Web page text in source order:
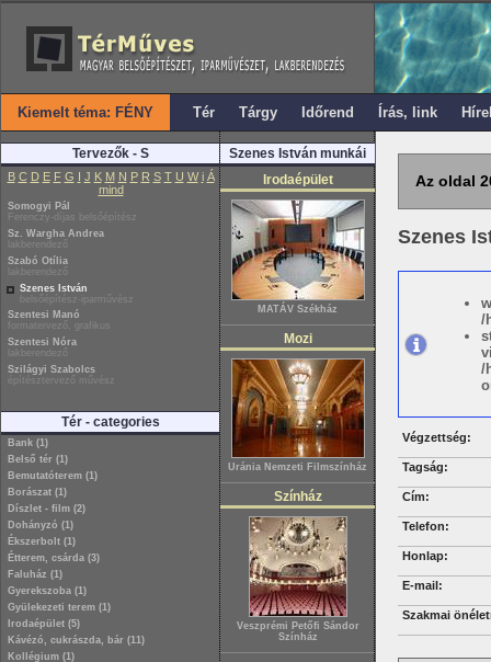
Kiemelt téma: FÉNY Tér Tárgy Időrend Írás, link
Tervezők - S
B C D E F G I J K M N P R S T U W i Á
mind
Somogyi Pál
Ferenczy-díjas belsőépítész
Sz. Wargha Andrea
lakberendező
Szabó Otília
lakberendező
Szenes István
belsőépítész-iparművész
Szentesi Manó
formatervező, grafikus
Szentesi Nóra
lakberendező
Szilágyi Szabolcs
építésztervező művész
Tér - categories
Bank (1)
Belső tér (1)
Bemutatóterem (1)
Borászat (1)
Díszlet - film (2)
Dohányzó (1)
Ékszerbolt (1)
Étterem, csárda (3)
Faluház (1)
Gyerekszoba (1)
Gyülekezeti terem (1)
Irodaépület (5)
Kávézó, cukrászda, bár (11)
Kollégium (1)
Szenes István munkái
Irodaépület
MATÁV Székház
Mozi
Uránia Nemzeti Filmszínház
Színház
Veszprémi Petőfi Sándor
Színház
Az oldal
Szenes
/
/
Végzettség:
Tagság:
Cím:
Telefon:
Honlap:
E-mail:
Szakmai